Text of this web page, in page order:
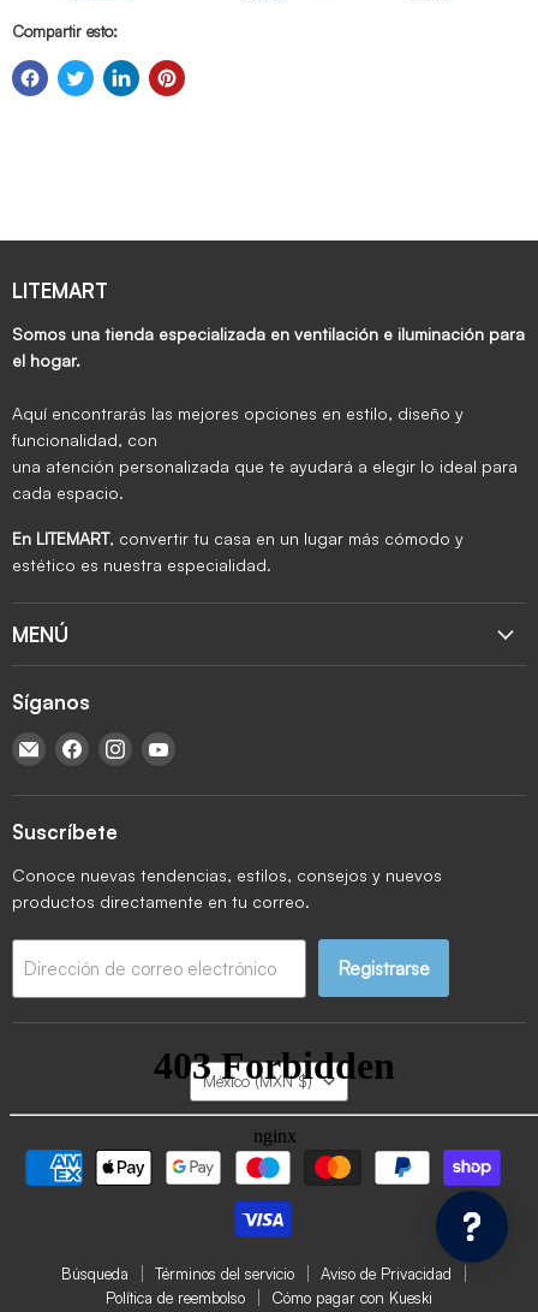
Compartir esto:
LITEMART
Somos una tienda especializada en ventilación e iluminación para
el hogar.
Aquí encontrarás las mejores opciones en estilo, diseño y
funcionalidad, con
una atención personalizada que te ayudará a elegir lo ideal para
cada espacio.
En LITEMART, convertir tu casa en un lugar más cómodo y
estético es nuestra especialidad.
MENÚ
Síganos
Encuéntrenos en Correo electrónico
Encuéntrenos en Facebook
Encuéntrenos en Instagram
Suscríbete
Conoce nuevas tendencias, estilos, consejos y nuevos
productos directamente en tu correo.
Dirección de correo electrónico Registrarse
Búsqueda Términos del servicio
Aviso de Privacidad
Política de reembolso
Cómo pagar con Kueski
País
México (MXN $)